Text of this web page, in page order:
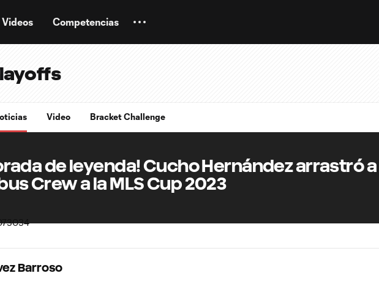
Videos Competencias
Video Bracket Challenge
de leyenda! Cucho Hernández arrastró a
Crew a la MLS Cup 2023
Barroso